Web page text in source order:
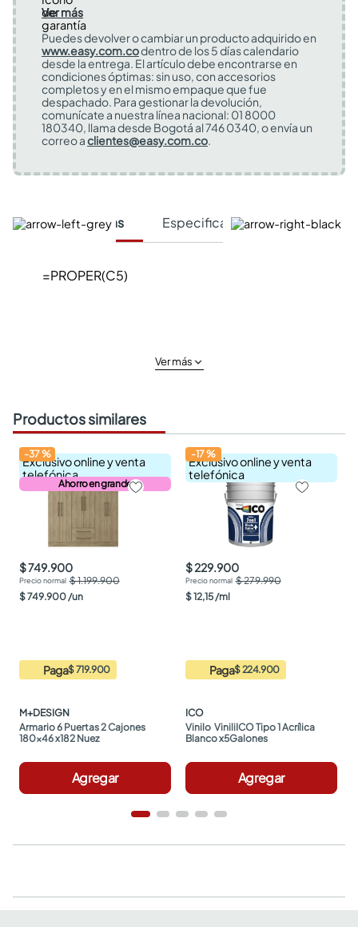
Ver más
Puedes devolver o cambiar un producto adquirido en
www.easy.com.codentro de los 5 días calendario
desde la entrega. El artículo debe encontrarse en
condiciones óptimas: sin uso, con accesorios
completos y en el mismo empaque que fue
despachado. Para gestionar la devolución,
comunícate a nuestra línea nacional: 01 8000
180340, llama desde Bogotá al 746 0340, o envía un
correo aclientes@easy.com.co.
Características Especificaciones Técnicas
=PROPER(C5)
Ver más
Productos similares
Exclusivo online y venta
telefónica
Ahorro en grande
-37%
$ 749.900
$ 1.199.900
$749.900 /un
Paga$ 719.900
M+DESIGN
Armario 6 Puertas 2 Cajones
180x46 x182 Nuez
Agregar
Exclusivo online y venta
telefónica
-17%
$ 229.900
$ 279.990
$12,15 /ml
Paga$ 224.900
ICO
Vinilo  ViniliICO Tipo 1 Acrílica
Blanco x5Galones
Agregar